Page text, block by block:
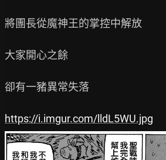
將團長從魔神王的掌控中解放
大家開心之餘
卻有一豬異常失落
https://i.imgur.com/lldL5WU.jpg